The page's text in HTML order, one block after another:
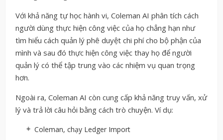
Với khả năng tự học hành vi, Coleman AI phân tích cách
người dùng thực hiện công việc của họ chẳng hạn như
tìm hiểu cách quản lý phê duyệt chi phí cho bộ phận của
mình và sau đó thực hiện công việc thay họ để người
quản lý có thể tập trung vào các nhiệm vụ quan trọng
hơn.
Ngoài ra, Coleman AI còn cung cấp khả năng truy vấn, xử
lý và trả lời câu hỏi bằng cách trò chuyện. Ví dụ:
Coleman, chạy Ledger Import